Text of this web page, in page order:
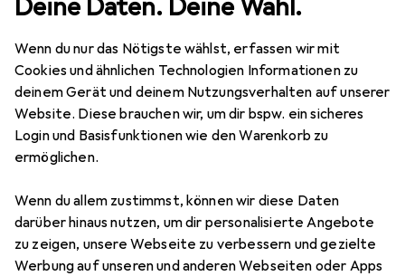
Deine Daten. Deine Wahl.
Wenn du nur das Nötigste wählst, erfassen wir mit
Cookies und ähnlichen Technologien Informationen zu
deinem Gerät und deinem Nutzungsverhalten auf unserer
Website. Diese brauchen wir, um dir bspw. ein sicheres
Login und Basisfunktionen wie den Warenkorb zu
ermöglichen.
Wenn du allem zustimmst, können wir diese Daten
darüber hinaus nutzen, um dir personalisierte Angebote
zu zeigen, unsere Webseite zu verbessern und gezielte
Werbung auf unseren und anderen Webseiten oder Apps
14 Bilder
Aten US3342
EUR
114,59
12
Bewertungen Marke
Mehr von Aten